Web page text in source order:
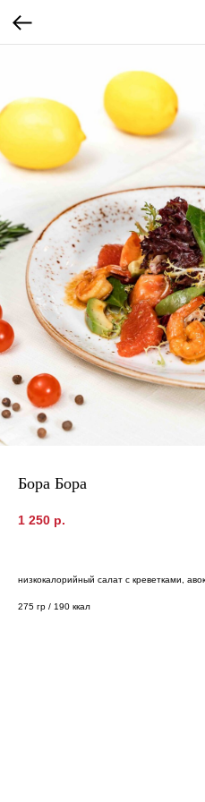
Бора Бора
1 250 р.
низкокалорийный салат с креветками,
275 гр / 190 ккал